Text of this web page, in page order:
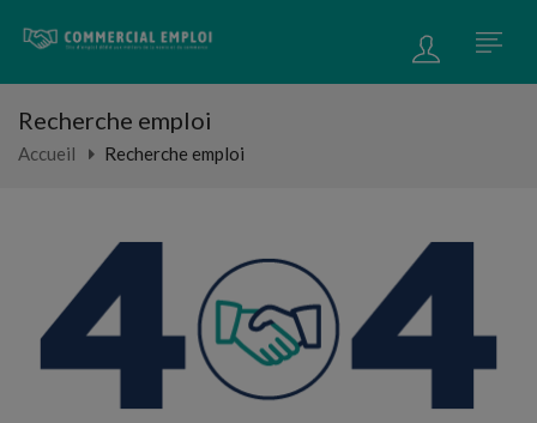
Recherche emploi
Accueil Recherche emploi